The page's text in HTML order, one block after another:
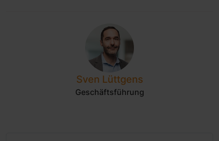
Sven Lüttgens
Geschäftsführung